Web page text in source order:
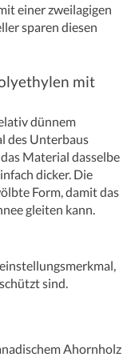
einer zweilagigen
sparen diesen
mit
dünnem
des Unterbaus
Material dasselbe
dicker. Die
Form, damit das
gleiten kann.
sind.
Ahornholz